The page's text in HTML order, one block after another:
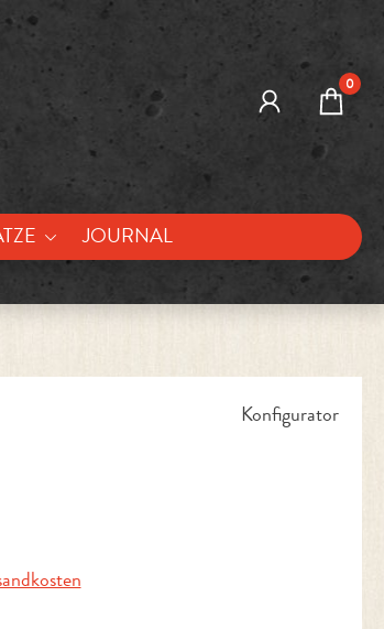
0
JOURNAL
Konfigurator